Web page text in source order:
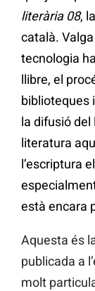
literària 08,
català.
tecnologia
llibre, el
biblioteques
la difusió del
literatura
l’escriptura
està encara
Aquesta és
publicada a
molt